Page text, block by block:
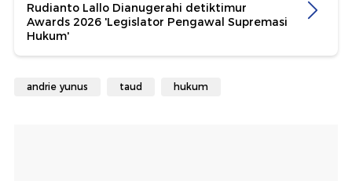
Rudianto Lallo Dianugerahi detiktimur
Awards 2026 'Legislator Pengawal Supremasi
Hukum'
andrie yunus taud hukum